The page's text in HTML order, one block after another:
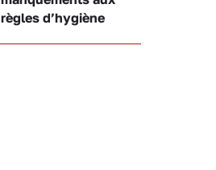
règles d’hygiène